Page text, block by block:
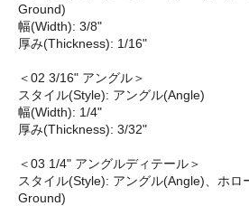
Ground)
幅(Width): 3/8"
厚み(Thickness): 1/16"
＜02 3/16" アングル＞
スタイル(Style): アングル(Angle)
幅(Width): 1/4"
厚み(Thickness): 3/32"
＜03 1/4" アングルディテール＞
スタイル(Style): アングル(Angle)、ホロ
Ground)